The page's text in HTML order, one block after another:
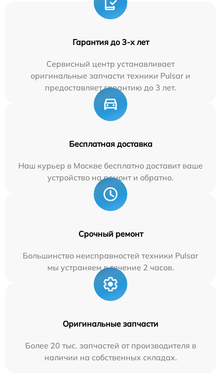
Гарантия до 3-х лет
Сервисный центр устанавливает
оригинальные запчасти техники Pulsar и
предоставляет гарантию до 3 лет.
Бесплатная доставка
Наш курьер в Москве бесплатно доставит ваше
устройство на ремонт и обратно.
Срочный ремонт
Большинство неисправностей техники Pulsar
мы устраняем в течение 2 часов.
Оригинальные запчасти
Более 20 тыс. запчастей от производителя в
наличии на собственных складах.